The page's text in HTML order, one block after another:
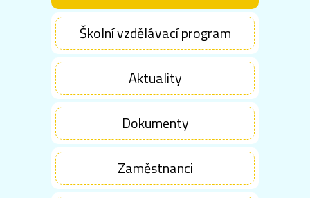
Školní vzdělávací program
Aktuality
Dokumenty
Zaměstnanci